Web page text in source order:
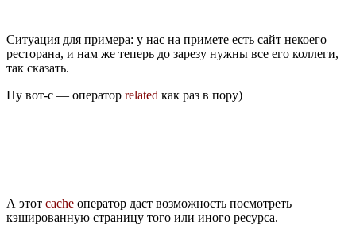
Ситуация для примера: у нас на примете есть сайт некоего
ресторана, и нам же теперь до зарезу нужны все его коллеги,
так сказать.
Ну вот-с — оператор related как раз в пору)
А этот cache оператор даст возможность посмотреть
кэшированную страницу того или иного ресурса.